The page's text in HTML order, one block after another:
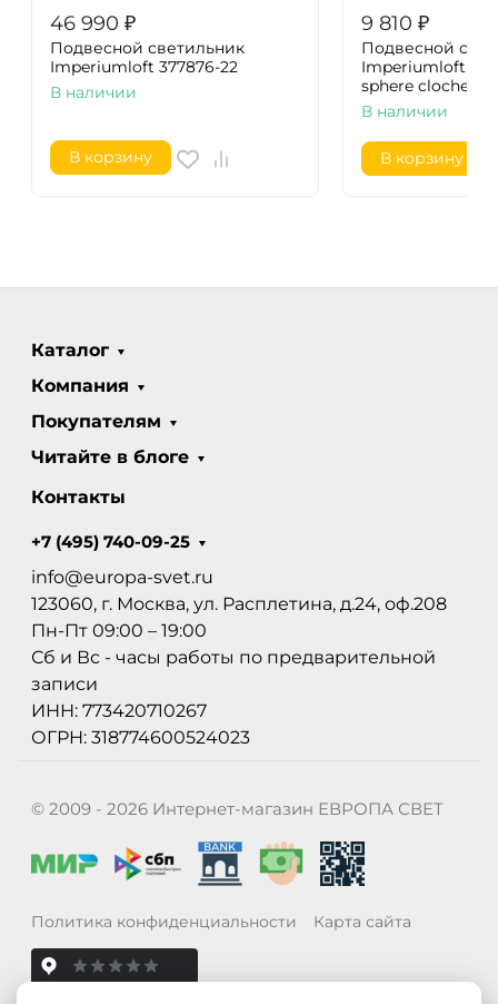
46 990 ₽
Подвесной светильник
Imperiumloft 377876-22
В наличии
В корзину
9 810 ₽
Подвесной
Imperiumloft
sphere cloche
В наличии
В корзину
Каталог
Компания
Покупателям
Читайте в блоге
Контакты
+7 (495) 740-09-25
info@europa-svet.ru
123060, г. Москва, ул. Расплетина, д.24, оф.208
Пн-Пт 09:00 – 19:00
Сб и Вс - часы работы по предварительной
записи
ИНН: 773420710267
ОГРН: 318774600524023
© 2009 - 2026 Интернет-магазин ЕВРОПА СВЕТ
Политика конфиденциальности Карта сайта